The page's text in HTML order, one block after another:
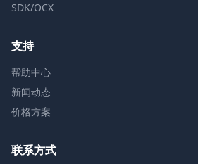
SDK/OCX
支持
帮助中心
新闻动态
价格方案
联系方式